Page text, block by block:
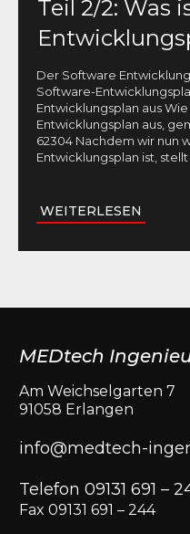
Teil 2/2: Was
Der Software
Software-
Entwicklungsplan aus
Entwicklungsplan aus,
62304 Nachdem wir nun
Entwicklungsplan ist,
WEITERLESEN
MEDtech
Am Weichselgarten 7
91058 Erlangen
info@medtech-
Telefon 09131 691 –
Fax 09131 691 – 244